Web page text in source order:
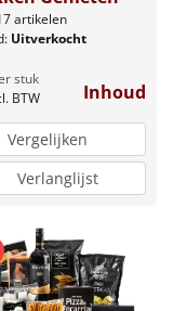
artikelen
Uitverkocht
stuk
BTW Inhoud
Vergelijken
Verlanglijst